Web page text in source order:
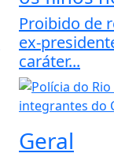
Proibido de
ex-
caráter...
Geral